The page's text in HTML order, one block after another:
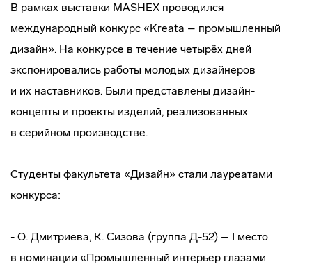
В рамках выставки MASHEX проводился
международный конкурс «Kreata – промышленный
дизайн». На конкурсе в течение четырёх дней
экспонировались работы молодых дизайнеров
и их наставников. Были представлены дизайн-
концепты и проекты изделий, реализованных
в серийном производстве.
Студенты факультета «Дизайн» стали лауреатами
конкурса:
- О. Дмитриева, К. Сизова (группа Д-52) – I место
в номинации «Промышленный интерьер глазами